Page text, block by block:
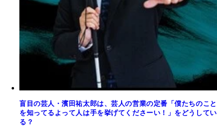
盲目の芸人・濱田祐太郎は、芸人の営業の定番「僕たちのこと
を知ってるよって人は手を挙げてくださーい！」をどうしてい
る？